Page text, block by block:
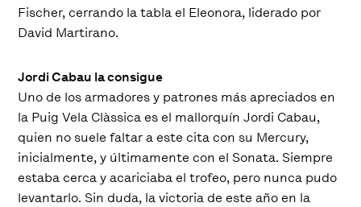
Fischer, cerrando la tabla el Eleonora, liderado por
David Martirano.
Jordi Cabau la consigue
Uno de los armadores y patrones más apreciados en
la Puig Vela Clàssica es el mallorquín Jordi Cabau,
quien no suele faltar a este cita con su Mercury,
inicialmente, y últimamente con el Sonata. Siempre
estaba cerca y acariciaba el trofeo, pero nunca pudo
levantarlo. Sin duda, la victoria de este año en la